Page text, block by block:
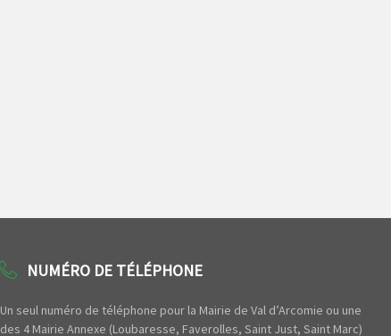
NUMÉRO DE TÉLÉPHONE
Un seul numéro de téléphone pour la Mairie de Val d’Arcomie ou une
des 4 Mairie Annexe (Loubaresse, Faverolles, Saint Just, Saint Marc)